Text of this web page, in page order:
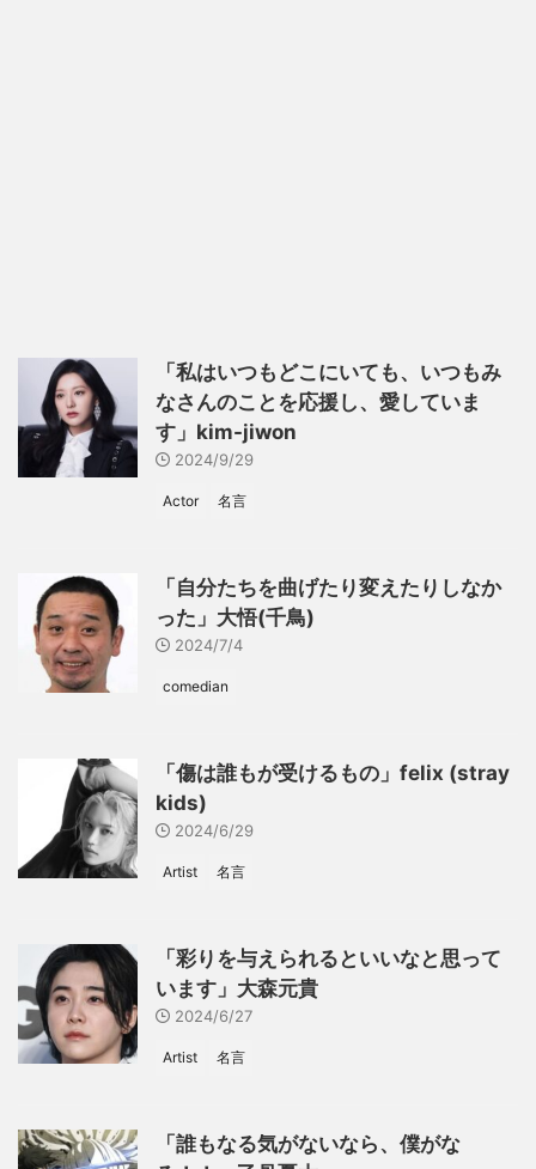
「私はいつもどこにいても、いつもみ
なさんのことを応援し、愛していま
す」kim-jiwon
2024/9/29
Actor 名言
「自分たちを曲げたり変えたりしなか
った」大悟(千鳥)
2024/7/4
comedian
「傷は誰もが受けるもの」felix (stray
kids)
2024/6/29
Artist 名言
「彩りを与えられるといいなと思って
います」大森元貴
2024/6/27
Artist 名言
「誰もなる気がないなら、僕がな